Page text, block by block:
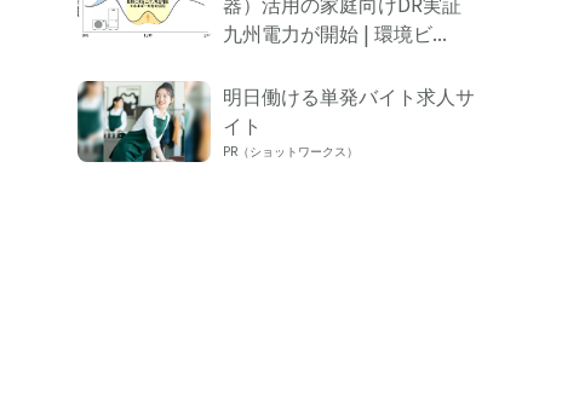
九州電力が開始 | 環境ビ...
明日働ける単発バイト求人サ
イト
PR（ショットワークス）